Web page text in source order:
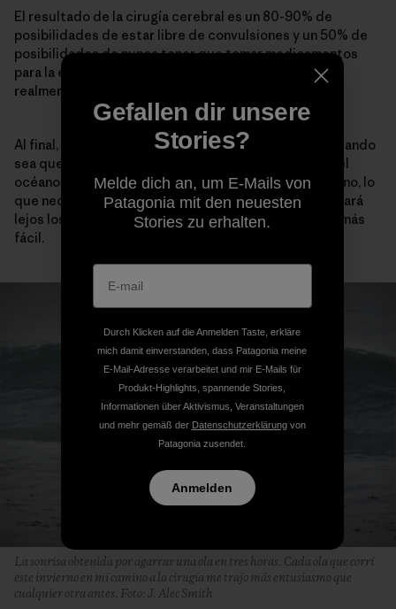
El resultado de la cirugía cerebral es un 80-90% de
posibilidades de estar libre de convulsiones y un 50% de
posibilidades de nunca tener que tomar medicamentos
para la epilepsia de nuevo. Esas son cosas para estar
realmente feliz.
Al final, no hay nada para estar triste en todo esto. Cuando
sea que sienta que sí lo hay, voy a dar la vuelta hacia el
océano para embarcarme en alguna misión. Ahora mismo, lo
que necesito ya está aquí. No necesariamente se llevará
lejos los miedos o las emociones, pero lo hará mucho más
fácil.
La sonrisa obtenida por agarrar una ola en tres horas. Cada ola que corrí
este invierno en mi camino a la cirugía me trajo más entusiasmo que
cualquier otra antes. Foto: J. Alec Smith
Gefallen dir unsere
Stories?
Melde dich an, um E-Mails von
Patagonia mit den neuesten
Stories zu erhalten.
Durch Klicken auf die Anmelden Taste, erkläre
mich damit einverstanden, dass Patagonia meine
E-Mail-Adresse verarbeitet und mir E-Mails für
Produkt-Highlights, spannende Stories,
Informationen über Aktivismus, Veranstaltungen
und mehr gemäß der Datenschutzerklärungvon
Patagonia zusendet.
Anmelden